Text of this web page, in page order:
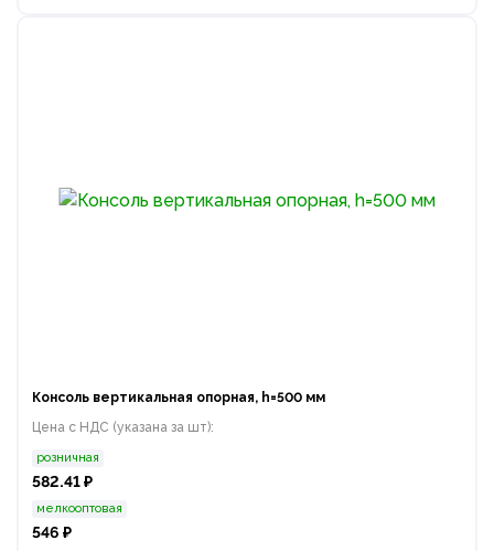
Консоль вертикальная опорная, h=500 мм
Цена с НДС (указана за шт):
розничная
582.41 ₽
мелкооптовая
546 ₽